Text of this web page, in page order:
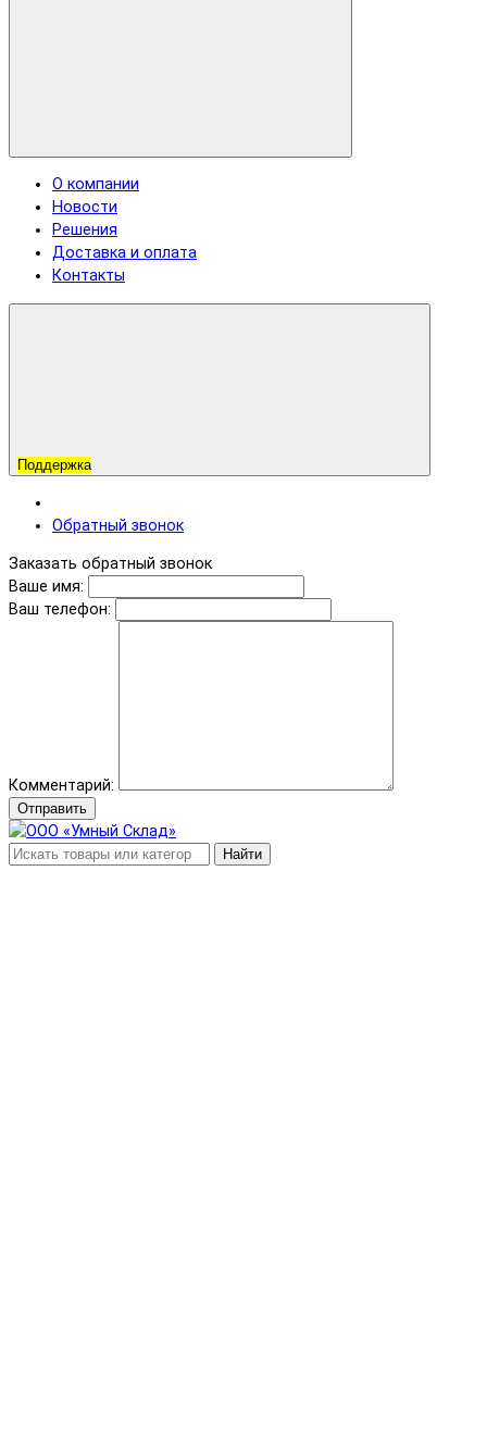
О компании
Новости
Решения
Доставка и оплата
Контакты
Поддержка
Обратный звонок
Заказать обратный звонок
Ваше имя:
Ваш телефон:
Комментарий:
Отправить
Найти